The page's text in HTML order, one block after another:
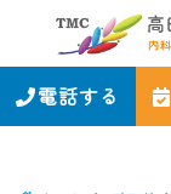
電話する
大腸カメラの痛み
場駅前メディカル